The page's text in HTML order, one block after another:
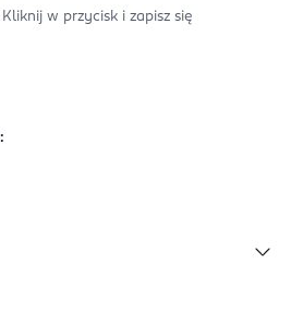
w przycisk i zapisz się